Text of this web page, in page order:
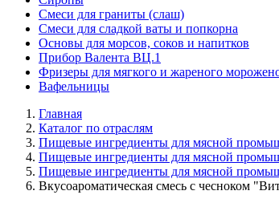
Смеси для граниты (слаш)
Смеси для сладкой ваты и попкорна
Основы для морсов, соков и напитков
Прибор Валента ВЦ.1
Фризеры для мягкого и жареного
Вафельницы
Главная
Каталог по отраслям
Пищевые ингредиенты для мясной
Пищевые ингредиенты для мясной
Пищевые ингредиенты для мясной
Вкусоароматическая смесь с чесноком